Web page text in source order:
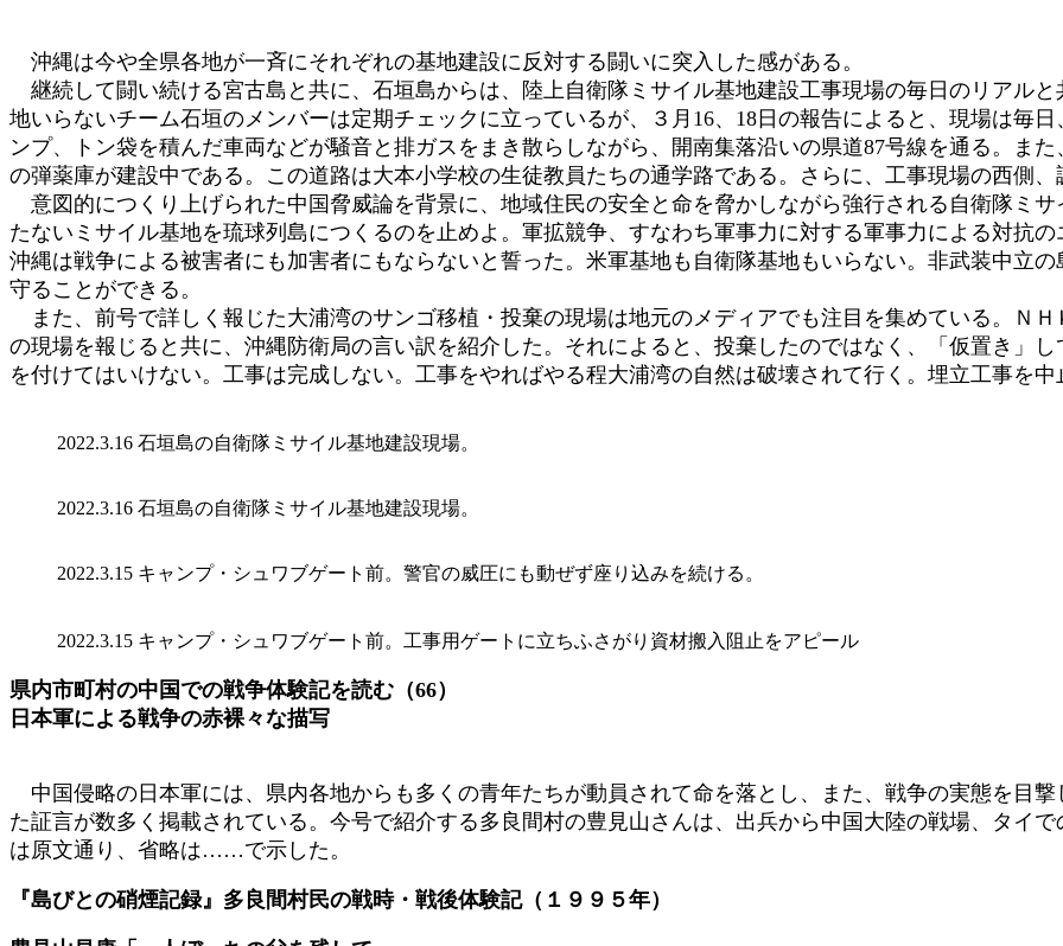
沖縄は今や全県各地が一斉にそれぞれの基地建設に反対する闘いに突入した感がある。
継続して闘い続ける宮古島と共に、石垣島からは、陸上自衛隊ミサイル基地建設工事現場の毎日のリアル
地いらないチーム石垣のメンバーは定期チェックに立っているが、３月16、18日の報告によると、現場は毎
ンプ、トン袋を積んだ車両などが騒音と排ガスをまき散らしながら、開南集落沿いの県道87号線を通る。ま
の弾薬庫が建設中である。この道路は大本小学校の生徒教員たちの通学路である。さらに、工事現場の西側
意図的につくり上げられた中国脅威論を背景に、地域住民の安全と命を脅かしながら強行される自衛隊ミ
たないミサイル基地を琉球列島につくるのを止めよ。軍拡競争、すなわち軍事力に対する軍事力による対抗
沖縄は戦争による被害者にも加害者にもならないと誓った。米軍基地も自衛隊基地もいらない。非武装中立
守ることができる。
また、前号で詳しく報じた大浦湾のサンゴ移植・投棄の現場は地元のメディアでも注目を集めている。Ｎ
の現場を報じると共に、沖縄防衛局の言い訳を紹介した。それによると、投棄したのではなく、「仮置き」
を付けてはいけない。工事は完成しない。工事をやればやる程大浦湾の自然は破壊されて行く。埋立工事を
2022.3.16 石垣島の自衛隊ミサイル基地建設現場。
2022.3.16 石垣島の自衛隊ミサイル基地建設現場。
2022.3.15 キャンプ・シュワブゲート前。警官の威圧にも動ぜず座り込みを続ける。
2022.3.15 キャンプ・シュワブゲート前。工事用ゲートに立ちふさがり資材搬入阻止をアピール
県内市町村の中国での戦争体験記を読む（66）
日本軍による戦争の赤裸々な描写
中国侵略の日本軍には、県内各地からも多くの青年たちが動員されて命を落とし、また、戦争の実態を目
た証言が数多く掲載されている。今号で紹介する多良間村の豊見山さんは、出兵から中国大陸の戦場、タイ
は原文通り、省略は……で示した。
『島びとの硝煙記録』多良間村民の戦時・戦後体験記（１９９５年）